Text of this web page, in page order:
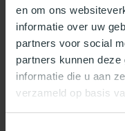
en om ons
informatie over uw
partners voor social
partners kunnen
informatie die u aan
verzameld op basis
Specificaties
Reviews
Wat ons écht